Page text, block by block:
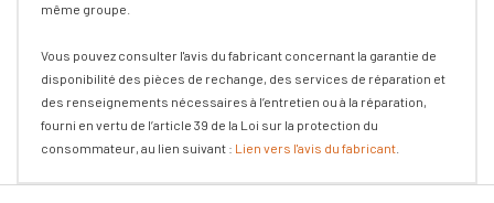
même groupe.
Vous pouvez consulter l'avis du fabricant concernant la garantie de
disponibilité des pièces de rechange, des services de réparation et
des renseignements nécessaires à l’entretien ou à la réparation,
fourni en vertu de l’article 39 de la Loi sur la protection du
consommateur, au lien suivant : Lien vers l'avis du fabricant